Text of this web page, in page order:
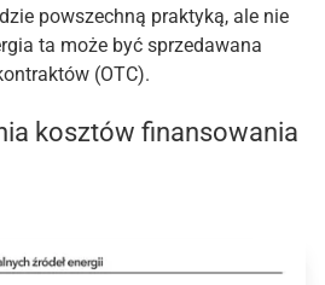
powszechną praktyką, ale nie
ta może być sprzedawana
(OTC).
kosztów finansowania